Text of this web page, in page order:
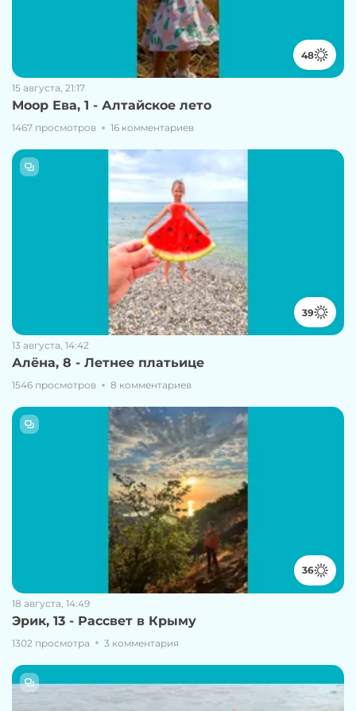
48
15 августа, 21:17
Моор Ева, 1 - Алтайское лето
1467 просмотров 16 комментариев
39
13 августа, 14:42
Алёна, 8 - Летнее платьице
1546 просмотров 8 комментариев
36
18 августа, 14:49
Эрик, 13 - Рассвет в Крыму
1302 просмотра 3 комментария